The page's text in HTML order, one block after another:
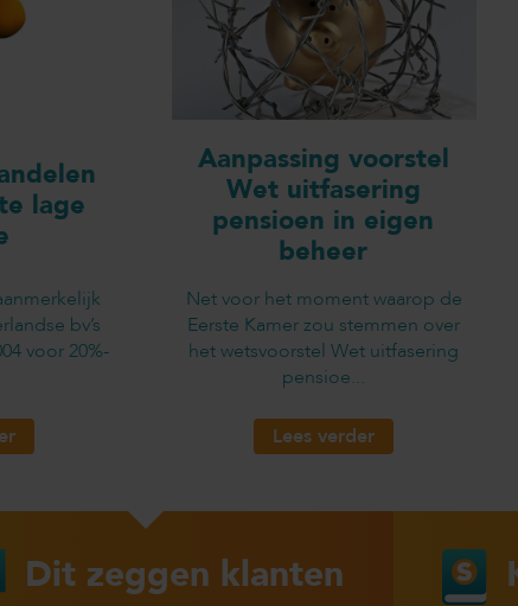
lage
bv’s
voor 20%-
Aanpassing voorstel
Wet uitfasering
pensioen in eigen
beheer
Net voor het moment waarop de
Eerste Kamer zou stemmen over
het wetsvoorstel Wet uitfasering
pensioe...
Lees verder
Dit zeggen klanten